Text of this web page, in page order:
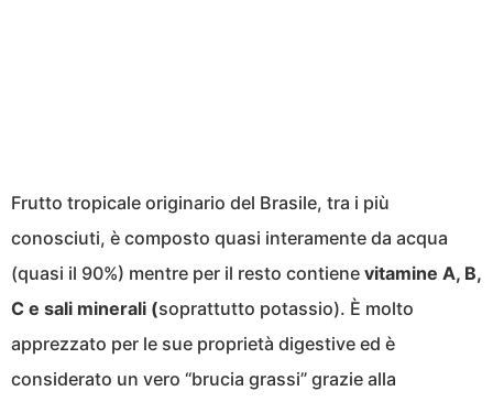
Frutto tropicale originario del Brasile, tra i più
conosciuti, è composto quasi interamente da acqua
(quasi il 90%) mentre per il resto contiene vitamine A, B,
C e sali minerali (soprattutto potassio). È molto
apprezzato per le sue proprietà digestive ed è
considerato un vero “brucia grassi” grazie alla